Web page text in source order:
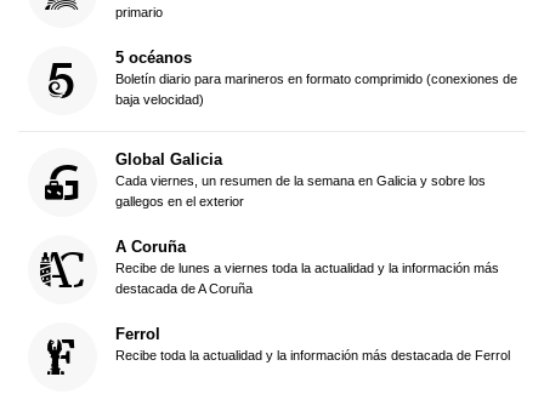
primario
5 océanos
Boletín diario para marineros en formato comprimido (conexiones de
baja velocidad)
Global Galicia
Cada viernes, un resumen de la semana en Galicia y sobre los
gallegos en el exterior
A Coruña
Recibe de lunes a viernes toda la actualidad y la información más
destacada de A Coruña
Ferrol
Recibe toda la actualidad y la información más destacada de Ferrol